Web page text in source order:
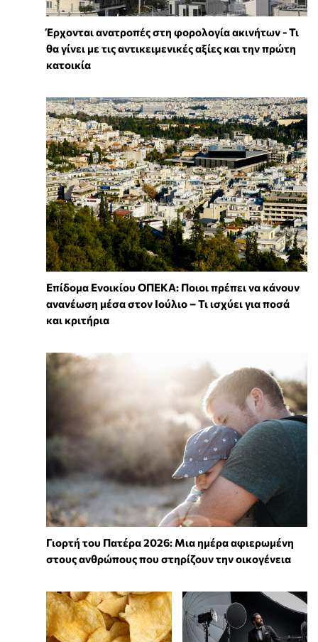
Έρχονται ανατροπές στη φορολογία ακινήτων - Τι
θα γίνει με τις αντικειμενικές αξίες και την πρώτη
κατοικία
Επίδομα Ενοικίου ΟΠΕΚΑ: Ποιοι πρέπει να κάνουν
ανανέωση μέσα στον Ιούλιο – Τι ισχύει για ποσά
και κριτήρια
Γιορτή του Πατέρα 2026: Μια ημέρα αφιερωμένη
στους ανθρώπους που στηρίζουν την οικογένεια